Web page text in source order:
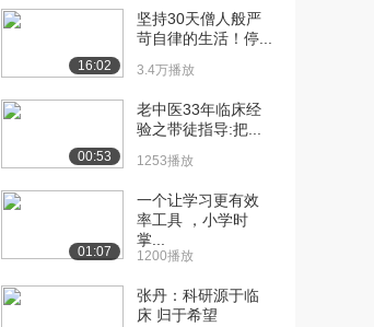
[10] 动机性访谈概述：辞
职吧，让你的客户...
4.1万播放
1:02:50
[11] 对有发育障碍的少年
及成年人的性侵犯...
11.2万播放
1:01:21
[12] 演化视角看心理疗法 38:25
古丁依赖性治疗
16:02
坚持30天僧人般严
苛自律的生活！停...
3.4万播放
00:53
老中医33年临床经
验之带徒指导:把...
1253播放
01:07
一个让学习更有效
率工具 ，小学时
掌...
1200播放
张丹：科研源于临
床 归于希望